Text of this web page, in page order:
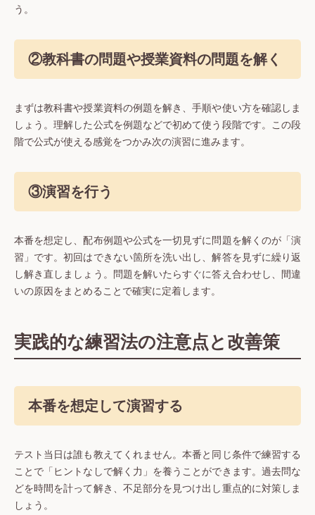
う。
②教科書の問題や授業資料の問題を解く
まずは教科書や授業資料の例題を解き、手順や使い方を確認しま
しょう。理解した公式を例題などで初めて使う段階です。この段
階で公式が使える感覚をつかみ次の演習に進みます。
③演習を行う
本番を想定し、配布例題や公式を一切見ずに問題を解くのが「演
習」です。初回はできない箇所を洗い出し、解答を見ずに繰り返
し解き直しましょう。問題を解いたらすぐに答え合わせし、間違
いの原因をまとめることで確実に定着します。
実践的な練習法の注意点と改善策
本番を想定して演習する
テスト当日は誰も教えてくれません。本番と同じ条件で練習する
ことで「ヒントなしで解く力」を養うことができます。過去問な
どを時間を計って解き、不足部分を見つけ出し重点的に対策しま
しょう。